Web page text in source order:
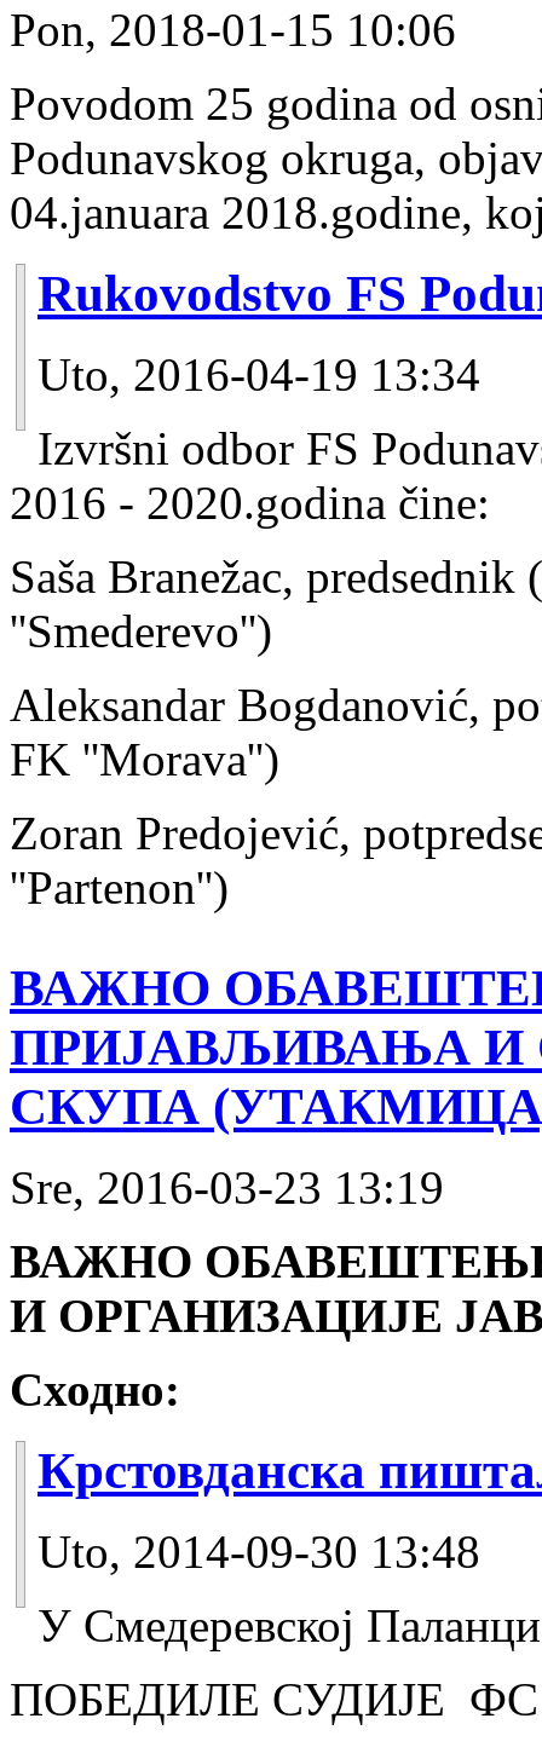
Pon, 2018-01-15 10:06
Povodom 25 godina od
Podunavskog okruga,
04.januara 2018.godine,
Rukovodstvo FS
Uto, 2016-04-19 13:34
Izvršni odbor FS
2016 - 2020.godina čine:
Saša Branežac,
''Smederevo'')
Aleksandar Bogdanović,
FK ''Morava'')
Zoran Predojević,
''Partenon'')
ВАЖНО
ПРИЈАВЉИВАЊА И
СКУПА
Sre, 2016-03-23 13:19
ВАЖНО
И ОРГАНИЗАЦИЈЕ
Сходно:
Крстовданска
Uto, 2014-09-30 13:48
У Смедеревској
ПОБЕДИЛЕ СУДИЈЕ